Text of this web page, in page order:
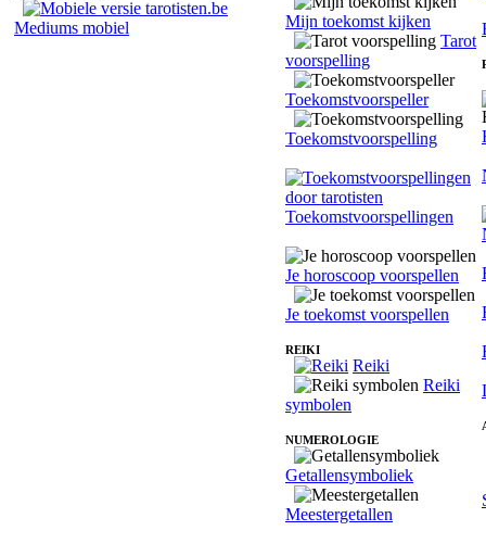
Mediums mobiel
Mijn toekomst kijken
Tarot
voorspelling
Toekomstvoorspeller
Toekomstvoorspelling
Toekomstvoorspellingen
Je horoscoop voorspellen
Je toekomst voorspellen
REIKI
Reiki
Reiki
symbolen
NUMEROLOGIE
Getallensymboliek
Meestergetallen